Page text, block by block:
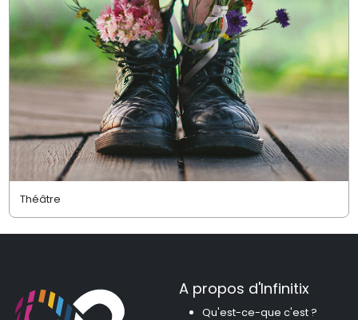
Théâtre
A propos d'Infinitix
Qu'est-ce-que c'est ?